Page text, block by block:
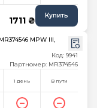
1711 ₴ Купить
MPW III,
Код: 9941
Партномер: MR374546
1 день В пути